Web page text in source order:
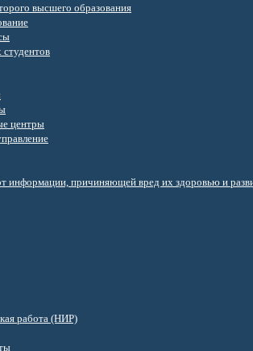
высшего образования
центры
информации, причиняющей вред их здоровью и
работа (НИР)